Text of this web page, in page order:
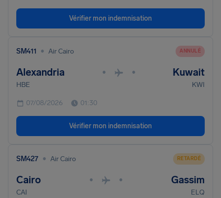
Vérifier mon indemnisation
SM411 • Air Cairo ANNULÉ
Alexandria • • Kuwait
HBE KWI
07/08/2026 01:30
Vérifier mon indemnisation
SM427 • Air Cairo RETARDÉ
Cairo • • Gassim
CAI ELQ